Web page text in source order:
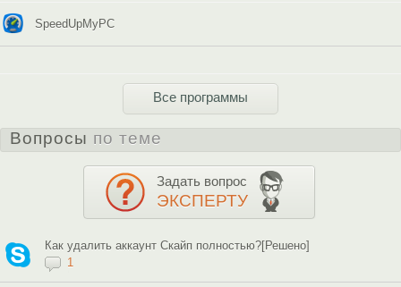
SpeedUpMyPC
Все программы
Вопросы по теме
Задать вопрос
ЭКСПЕРТУ
Как удалить аккаунт Скайп полностью?[Решено]
1